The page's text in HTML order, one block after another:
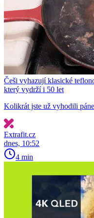
Češi vyhazují klasické
který vydrží i 50 let
Kolikrát jste už vyhodili
Extrafit.cz
dnes, 10:52
4 min